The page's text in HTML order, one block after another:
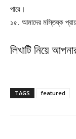
পারে।
১৫. আমাদের মস্তিষ্ক
লিখাটি নিয়ে
TAGS featured